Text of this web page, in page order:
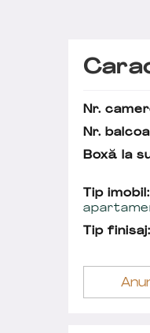
Nr.
Nr.
Boxă la
Tip imobil:
Tip finisaj: